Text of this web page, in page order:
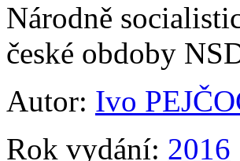
Národně
české obdoby
Autor: Ivo
Rok vydání: 2016